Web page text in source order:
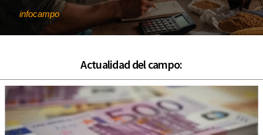
infocampo
Actualidad del campo: